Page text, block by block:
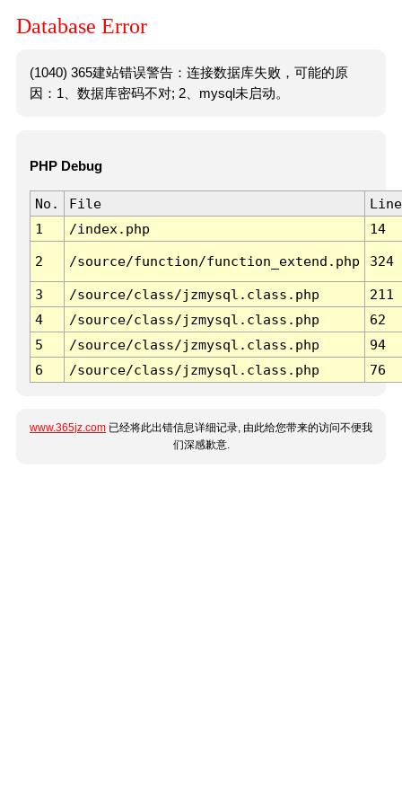
Database Error
(1040) 365建站错误警告：连接数据库失败，可能的原
因：1、数据库密码不对; 2、mysql未启动。
PHP Debug
No. File
Line
1
/index.php 14
2 /source/function/function_extend.php 324
3 /source/class/jzmysql.class.php
211
4
/source/class/jzmysql.class.php
62
5
/source/class/jzmysql.class.php
94
6
/source/class/jzmysql.class.php 76
www.365jz.com 已经将此出错信息详细记录, 由此给您带来的访问不便我
们深感歉意.